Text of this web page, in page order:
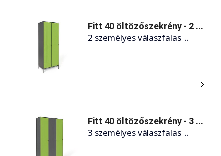
Fitt 40 öltözőszekrény - 2 ...
2 személyes válaszfalas ...
Fitt 40 öltözőszekrény - 3 ...
3 személyes válaszfalas ...